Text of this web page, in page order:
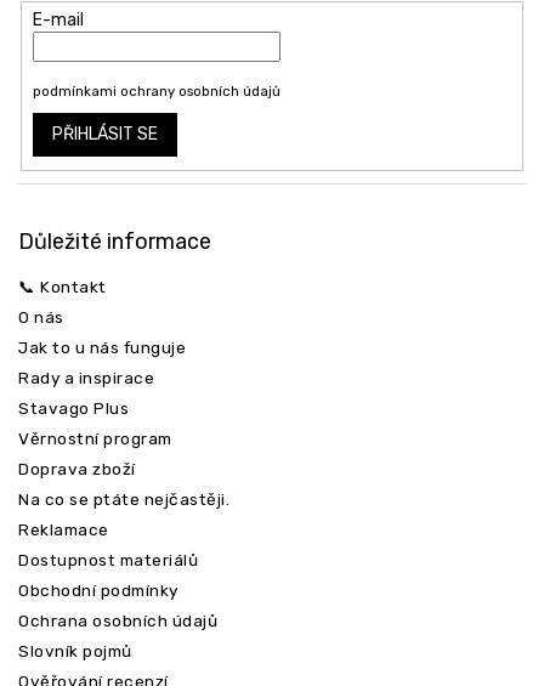
E-mail
podmínkami ochrany osobních údajů
PŘIHLÁSIT SE
Důležité informace
📞 Kontakt
O nás
Jak to u nás funguje
Rady a inspirace
Stavago Plus
Věrnostní program
Doprava zboží
Na co se ptáte nejčastěji.
Reklamace
Dostupnost materiálů
Obchodní podmínky
Ochrana osobních údajů
Slovník pojmů
Ověřování recenzí